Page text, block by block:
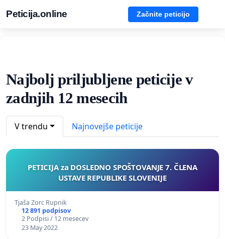
Peticija.online Začnite peticijo
Najbolj priljubljene peticije v
zadnjih 12 mesecih
V trendu Najnovejše peticije
PETICIJA za DOSLEDNO SPOŠTOVANJE 7. ČLENA
USTAVE REPUBLIKE SLOVENIJE
Tjaša Zorc Rupnik
12 891 podpisov
2 Podpisi / 12 mesecev
23 May 2022